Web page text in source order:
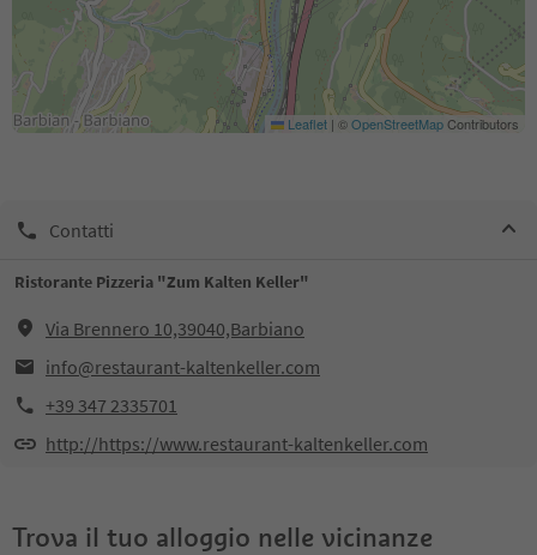
Leaflet | ©OpenStreetMapContributors
Contatti
Ristorante Pizzeria "Zum Kalten Keller"
Via Brennero 10,39040,Barbiano
info@restaurant-kaltenkeller.com
+39 347 2335701
http://https://www.restaurant-kaltenkeller.com
Trova il tuo alloggio nelle vicinanze